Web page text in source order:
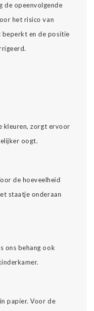
de opeenvolgende
het risico van
beperkt en de positie
kleuren, zorgt ervoor
oogt.
de hoeveelheid
staatje onderaan
ons behang ook
papier. Voor de